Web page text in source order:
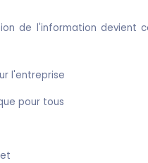
de l'information devient
l'entreprise
pour tous